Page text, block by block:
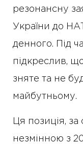
резонансну
України до
денного. Під
підкреслив,
зняте та не
майбутньому.
Ця позиція,
незмінною з